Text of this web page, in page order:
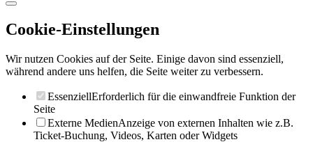
Cookie-Einstellungen
Wir nutzen Cookies auf der Seite. Einige davon sind essenziell,
während andere uns helfen, die Seite weiter zu verbessern.
EssenziellErforderlich für die einwandfreie Funktion der
Seite
Externe MedienAnzeige von externen Inhalten wie z.B.
Ticket-Buchung, Videos, Karten oder Widgets